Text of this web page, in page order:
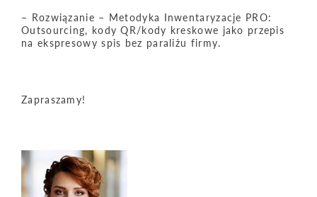
– Rozwiązanie – Metodyka Inwentaryzacje PRO:
Outsourcing, kody QR/kody kreskowe jako przepis
na ekspresowy spis bez paraliżu firmy.
Zapraszamy!